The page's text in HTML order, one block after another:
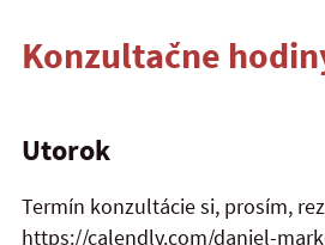
Konzultačne
Utorok
Termín konzultácie si, prosím,
https://calendly.com/daniel-